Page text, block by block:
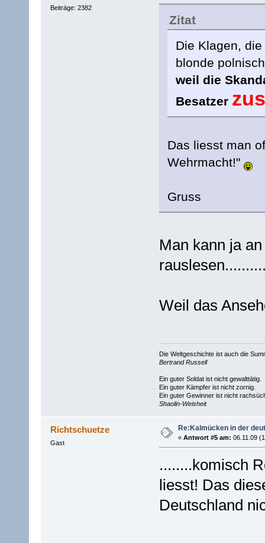
Beiträge: 2382
Zitat
Die Klagen,
blonde
weil die
Besatzer
Das liesst man
Wehrmacht!"
Gruss
Man kann ja
Weil das
Die Weltgeschichte ist auch die
Bertrand Russell
Ein guter Soldat ist nicht gewalttätig.
Ein guter Kämpfer ist nicht zornig.
Ein guter Gewinner ist nicht
Shaolin-Weisheit
Richtschuetze
Gast
Re:Kalmücken in der
« Antwort #5 am: 06.11.09
........komisch
liesst! Das
Deutschland